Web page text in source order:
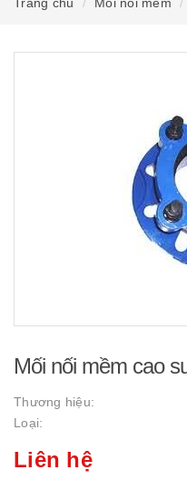
Mối nối mềm cao
Thương hiệu:
Loại:
Liên hệ